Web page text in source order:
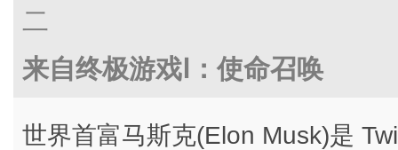
二
来自终极游戏Ⅰ：使命召唤
世界首富马斯克(Elon Musk)是